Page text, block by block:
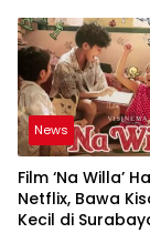
News
Film ‘Na Willa’
Netflix, Bawa
Kecil di